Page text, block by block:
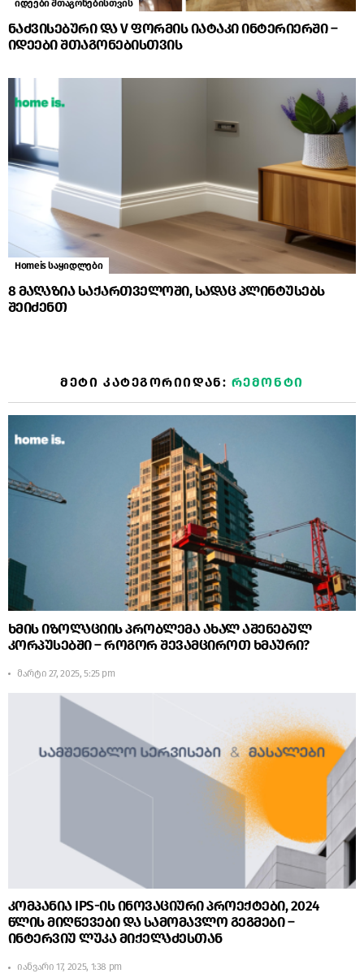
იდეები შთაგონებისთვის
ნაძვისებური და V ფორმის იატაკი ინტერიერში –
იდეები შთაგონებისთვის
Homeis საყიდლები
8 მაღაზია საქართველოში, სადაც პლინტუსებს
შეიძენთ
ᲛᲔᲢᲘ ᲙᲐᲢᲔᲒᲝᲠᲘᲘᲓᲐᲜ: ᲠᲔᲛᲝᲜᲢᲘ
ხმის იზოლაციის პრობლემა ახალ აშენებულ
კორპუსებში – როგორ შევამციროთ ხმაური?
მარტი 27, 2025, 5:25 pm
კომპანია IPS-ის ინოვაციური პროექტები, 2024
წლის მიღწევები და სამომავლო გეგმები –
ინტერვიუ ლუკა მიქელაძესთან
იანვარი 17, 2025, 1:38 pm